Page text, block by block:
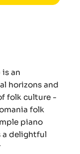
is an
horizons and
folk culture -
folk
piano
a delightful